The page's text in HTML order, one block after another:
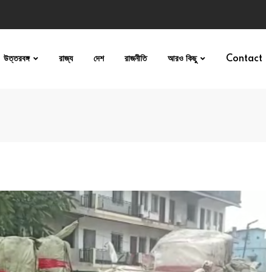
উত্তরবঙ্গ রাজ্য দেশ রাজনীতি আরও কিছু Contact